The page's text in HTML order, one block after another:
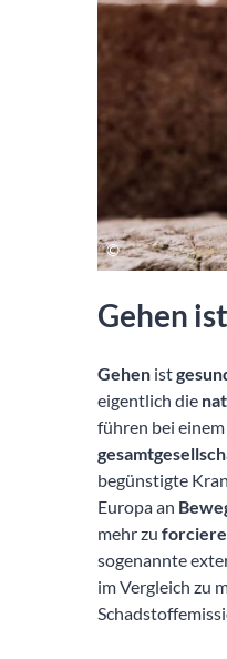
Gehen
Gehen ist
eigentlich die
führen bei
begünstigte
Europa an
mehr zu
sogenannte
im Vergleich zu